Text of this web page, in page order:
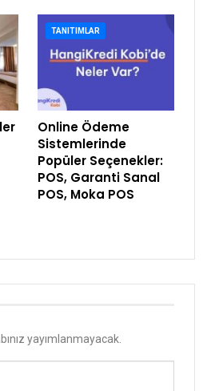
TANITIMLAR
Online Ödeme
Sistemlerinde
Popüler Seçenekler:
POS, Garanti Sanal
POS, Moka POS
yayımlanmayacak.